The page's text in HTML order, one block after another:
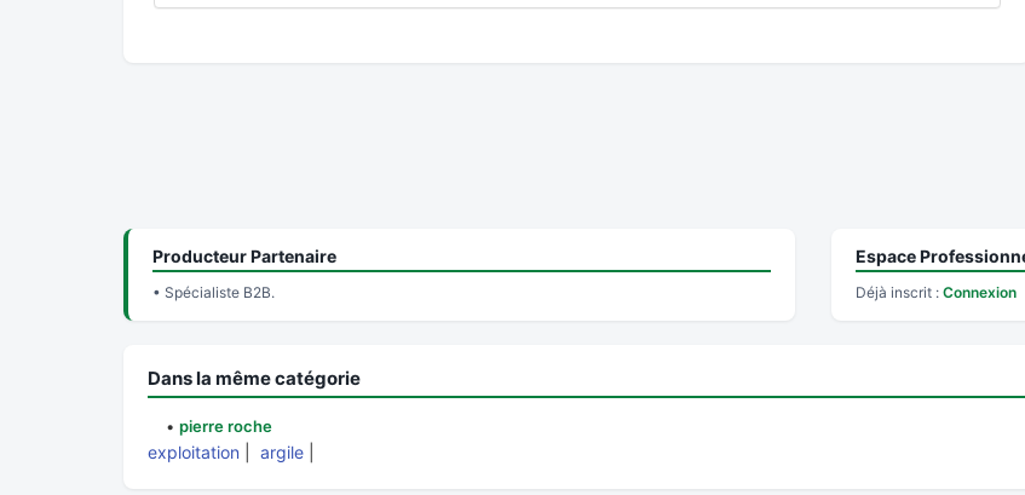
Producteur Partenaire
• Spécialiste B2B.
Espace
Déjà inscrit : Connexion
Dans la même catégorie
• pierre roche
exploitation argile